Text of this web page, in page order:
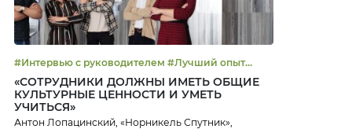
#Интервью с руководителем #Лучший опыт
#Управление эффективностью
«СОТРУДНИКИ ДОЛЖНЫ ИМЕТЬ ОБЩИЕ
КУЛЬТУРНЫЕ ЦЕННОСТИ И УМЕТЬ
УЧИТЬСЯ»
Антон Лопацинский, «Норникель Спутник»,